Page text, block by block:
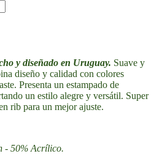
y diseñado en Uruguay. Suave y
diseño y calidad con colores
Presenta un estampado de
un estilo alegre y versátil. Super
rib para un mejor ajuste.
- 50% Acrílico.